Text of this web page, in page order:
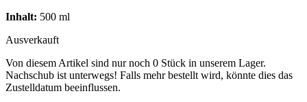
Inhalt: 500 ml
Ausverkauft
Von diesem Artikel sind nur noch 0 Stück in unserem Lager.
Nachschub ist unterwegs! Falls mehr bestellt wird, könnte dies das
Zustelldatum beeinflussen.